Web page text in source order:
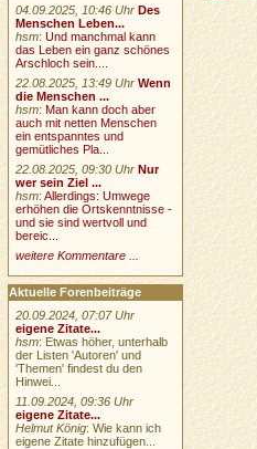
04.09.2025, 10:46 Uhr Des
Menschen Leben...
hsm:Und manchmal kann
das Leben ein ganz schönes
Arschloch sein....
22.08.2025, 13:49 Uhr Wenn
die Menschen ...
hsm:Man kann doch aber
auch mit netten Menschen
ein entspanntes und
gemütliches Pla...
22.08.2025, 09:30 Uhr Nur
wer sein Ziel ...
hsm:Allerdings: Umwege
erhöhen die Ortskenntnisse -
und sie sind wertvoll und
bereic...
weitere Kommentare ...
Aktuelle Forenbeiträge
20.09.2024, 07:07 Uhr
eigene Zitate...
hsm: Etwas höher, unterhalb
der Listen 'Autoren' und
'Themen' findest du den
Hinwei...
11.09.2024, 09:36 Uhr
eigene Zitate...
Helmut König: Wie kann ich
eigene Zitate hinzufügen...